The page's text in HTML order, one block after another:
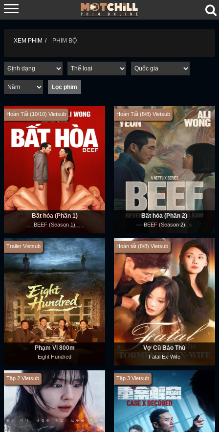
XEM PHIM PHIM BỘ
Hoàn Tất (10/10) Vietsub
Bất hòa (Phần 1)
BEEF (Season 1)
Hoàn Tất (8/8) Vietsub
Bất hòa (Phần 2)
BEEF (Season 2)
Trailer Vietsub
Phạm Vi 800m
Eight Hundred
Hoàn tất (8/8) Vietsub
Vợ Cũ Báo Thù
Fatal Ex-Wife
Tập 2 Vietsub Tập 3 Vietsub